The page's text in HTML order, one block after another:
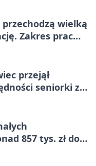
przechodzą wielką
Zakres prac
przejął
seniorki z
857 tys. zł do